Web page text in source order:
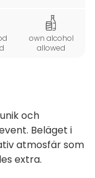
own alcohol
allowed
och
Beläget i
atmosfär som
extra.